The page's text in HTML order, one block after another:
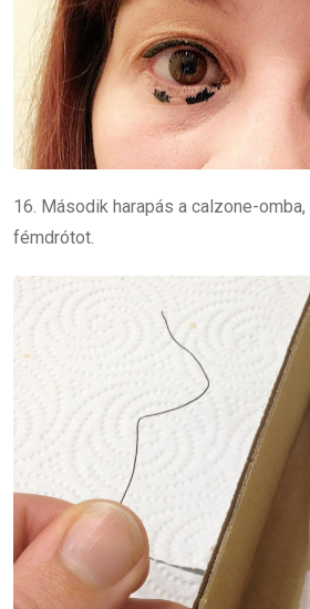
16. Második harapás a calzone-
fémdrótot.